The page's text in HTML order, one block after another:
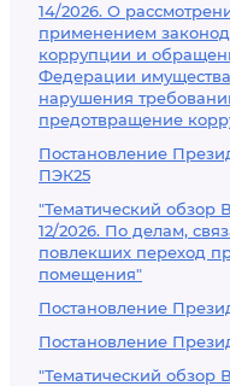
14/2026. О
применением
коррупции и
Федерации
нарушения
предотвращение
Постановление
ПЭК25
"Тематический обзор
12/2026. По делам,
повлекших переход
помещения"
Постановление
Постановление
"Тематический обзор